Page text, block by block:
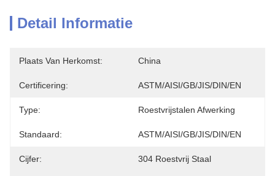
Detail Informatie
Plaats Van Herkomst: China
Certificering: ASTM/AISI/GB/JIS/DIN/EN
Type: Roestvrijstalen Afwerking
Standaard: ASTM/AISI/GB/JIS/DIN/EN
Cijfer: 304 Roestvrij Staal